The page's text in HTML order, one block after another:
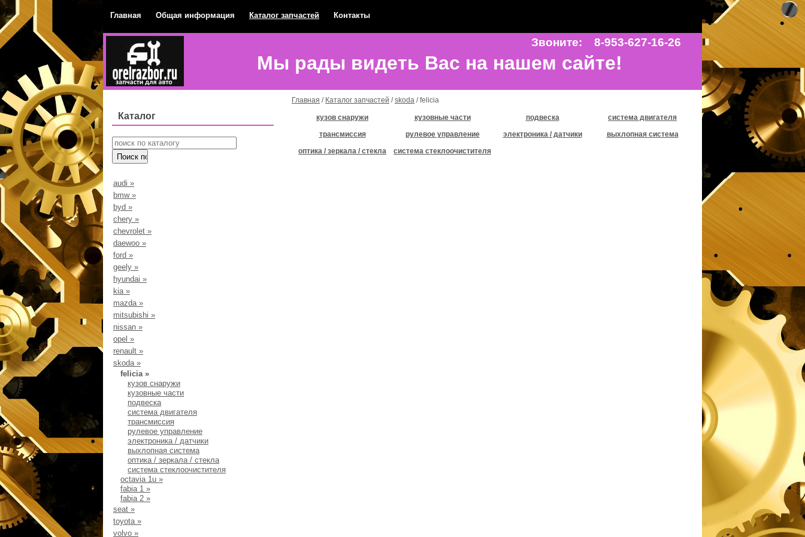
Главная Общая информация Каталог запчастей Контакты
Звоните: 8-953-627-16-26
Мы рады видеть Вас на нашем сайте!
Каталог
audi »
bmw»
byd »
chery »
chevrolet »
daewoo »
ford »
geely »
hyundai »
kia»
mazda»
mitsubishi »
nissan »
opel »
renault »
skoda»
felicia»
кузов снаружи
кузовные части
подвеска
система двигателя
трансмиссия
рулевое управление
электроника / датчики
выхлопная система
оптика / зеркала / стекла
система стеклоочистителя
octavia 1u »
fabia 1 »
fabia 2 »
seat »
toyota»
volvo »
Главная / Каталог запчастей /skoda / felicia
кузов снаружи кузовные части подвеска
система двигателя
трансмиссия
рулевое управление электроника / датчики
выхлопная система
оптика / зеркала / стекла
система стеклоочистителя